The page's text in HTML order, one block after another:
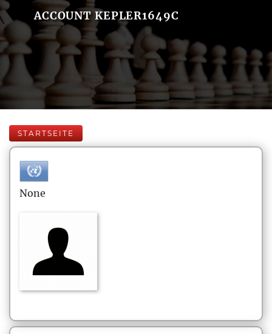
ACCOUNT KEPLER1649C
STARTSEITE
None